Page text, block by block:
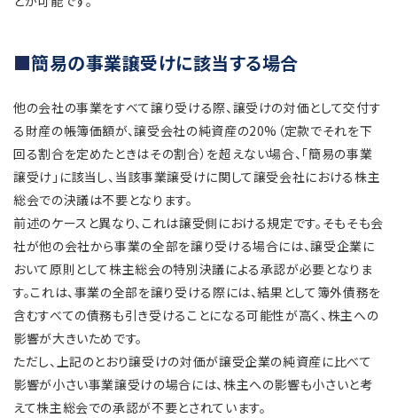
簡易の事業譲受けに該当する場合
他の会社の事業をすべて譲り受ける際、譲受けの対価として交付す
る財産の帳簿価額が、譲受会社の純資産の20%（定款でそれを下
回る割合を定めたときはその割合）を超えない場合、「簡易の事業
譲受け」に該当し、当該事業譲受けに関して譲受会社における株主
総会での決議は不要となります。
前述のケースと異なり、これは譲受側における規定です。そもそも会
社が他の会社から事業の全部を譲り受ける場合には、譲受企業に
おいて原則として株主総会の特別決議による承認が必要となりま
す。これは、事業の全部を譲り受ける際には、結果として簿外債務を
含むすべての債務も引き受けることになる可能性が高く、株主への
影響が大きいためです。
ただし、上記のとおり譲受けの対価が譲受企業の純資産に比べて
影響が小さい事業譲受けの場合には、株主への影響も小さいと考
えて株主総会での承認が不要とされています。